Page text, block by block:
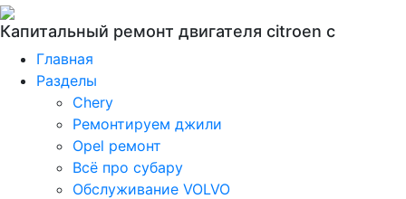
Капитальный ремонт двигателя citroen c
Главная
Разделы
Chery
Ремонтируем джили
Opel ремонт
Всё про субару
Обслуживание VOLVO